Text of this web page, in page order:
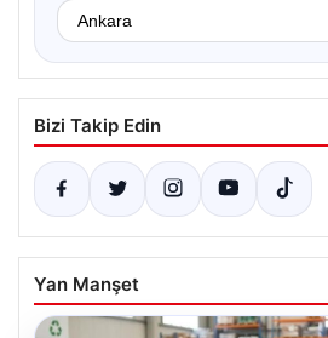
Bizi Takip Edin
Yan Manşet